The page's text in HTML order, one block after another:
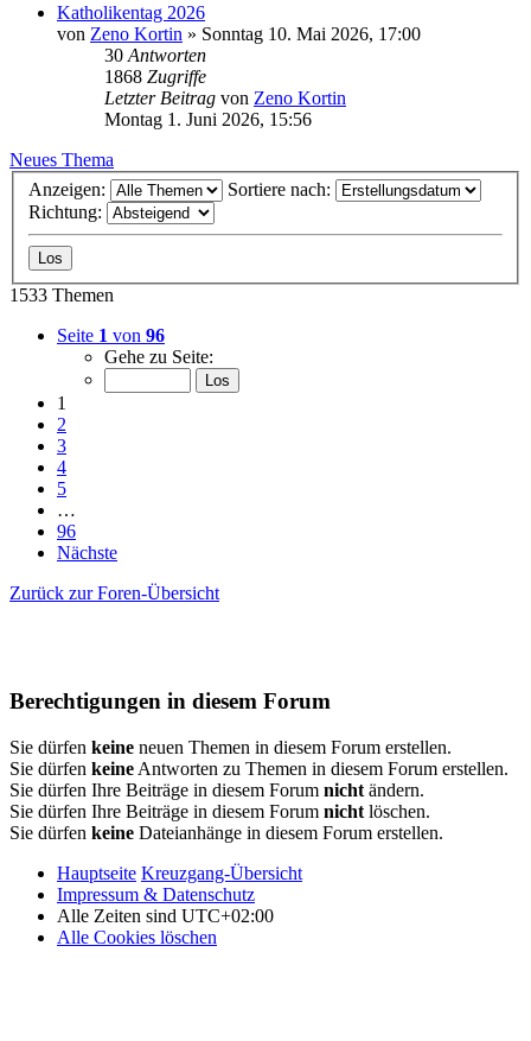
Katholikentag 2026
von Zeno Kortin » Sonntag 10. Mai 2026, 17:00
30 Antworten
1868 Zugriffe
Letzter Beitrag von Zeno Kortin
Montag 1. Juni 2026, 15:56
Neues Thema
Anzeigen:
Sortiere nach:
Richtung:
1533 Themen
Seite 1 von 96
Gehe zu Seite:
1
2
3
4
5
…
96
Nächste
Zurück zur Foren-Übersicht
Berechtigungen in diesem Forum
Sie dürfen keine neuen Themen in diesem Forum erstellen.
Sie dürfen keine Antworten zu Themen in diesem Forum erstellen.
Sie dürfen Ihre Beiträge in diesem Forum nicht ändern.
Sie dürfen Ihre Beiträge in diesem Forum nicht löschen.
Sie dürfen keine Dateianhänge in diesem Forum erstellen.
Hauptseite Kreuzgang-Übersicht
Impressum & Datenschutz
Alle Zeiten sind UTC+02:00
Alle Cookies löschen